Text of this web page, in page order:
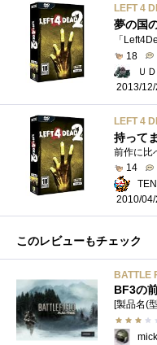
LEFT 4
夢の国
18
Ｕ
2013/12/
LEFT 4
持って
14
2010/
このレビューもチェック
BATTLE
BF3の